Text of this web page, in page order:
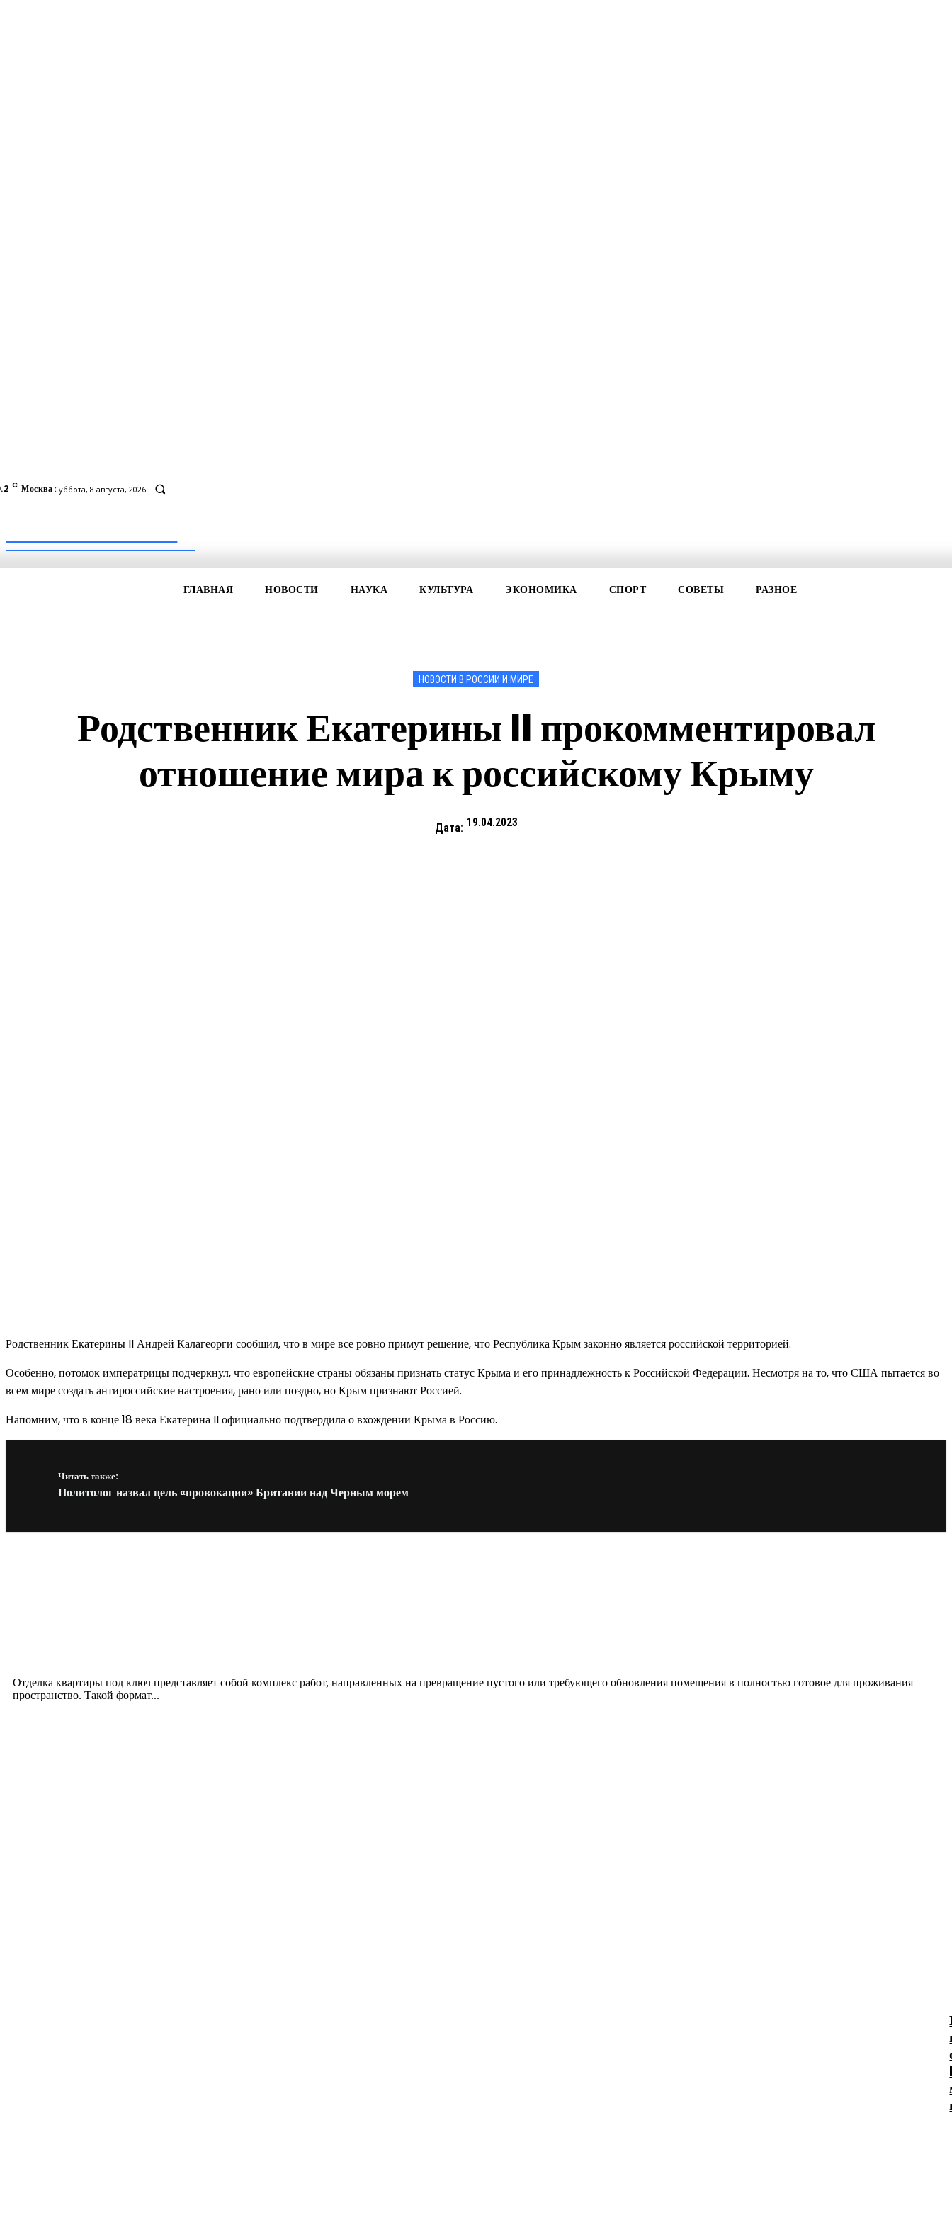
C Москва Суббота, 8 августа, 2026
ГЛАВНАЯ НОВОСТИ НАУКА КУЛЬТУРА ЭКОНОМИКА СПОРТ СОВЕТЫ РАЗНОЕ
НОВОСТИ В РОССИИ И МИРЕ
Родственник Екатерины II прокомментировал
отношение мира к российскому Крыму
Дата: 19.04.2023
Родственник Екатерины II Андрей Калагеорги сообщил, что в мире все ровно примут решение, что Республика Крым законно является российской территорией.
Особенно, потомок императрицы подчеркнул, что европейские страны обязаны признать статус Крыма и его принадлежность к Российской Федерации. Несмотря на то, что США пытается во
всем мире создать антироссийские настроения, рано или поздно, но Крым признают Россией.
Напомним, что в конце 18 века Екатерина II официально подтвердила о вхождении Крыма в Россию.
Читать также:
Политолог назвал цель «провокации» Британии над Черным морем
Отделка квартиры под ключ представляет собой комплекс работ, направленных на превращение пустого или требующего обновления помещения в полностью готовое для проживания
пространство. Такой формат...